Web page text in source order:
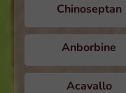
Chinoseptan
Anborbine
Acavallo